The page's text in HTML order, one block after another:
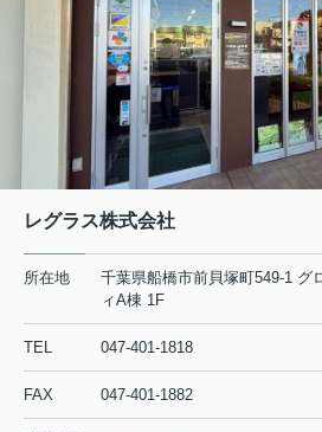
レグラス株式会社
所在地
千葉県船橋市前貝塚町549-1 グ
ィA棟 1F
TEL 047-401-1818
FAX 047-401-1882